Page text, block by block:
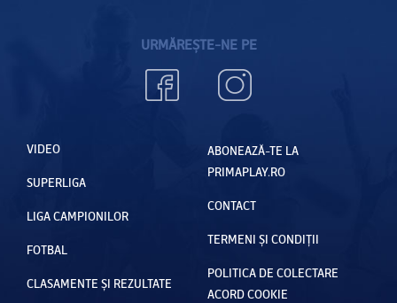
URMĂREȘTE-NE PE
VIDEO
SUPERLIGA
LIGA CAMPIONILOR
FOTBAL
CLASAMENTE ȘI REZULTATE
ABONEAZĂ-TE LA
PRIMAPLAY.RO
CONTACT
TERMENI ȘI CONDIȚII
POLITICA DE COLECTARE
ACORD COOKIE